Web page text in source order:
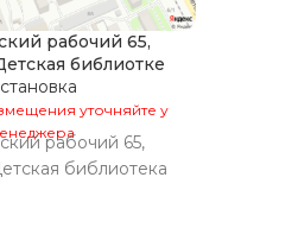
рабочий 65,
библиотке
уточняйте у
рабочий 65,
библиотека